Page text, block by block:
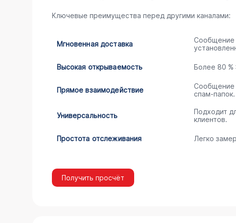
Ключевые преимущества перед другими каналами:
Мгновенная доставка
Сообщение
Высокая открываемость Более 80 %
Прямое взаимодействие
Сообщение
спам‑папок.
Универсальность
Подходит
клиентов.
Простота отслеживания Легко
Получить просчёт